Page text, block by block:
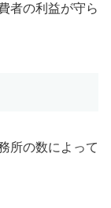
者の利益が守ら
所の数によって